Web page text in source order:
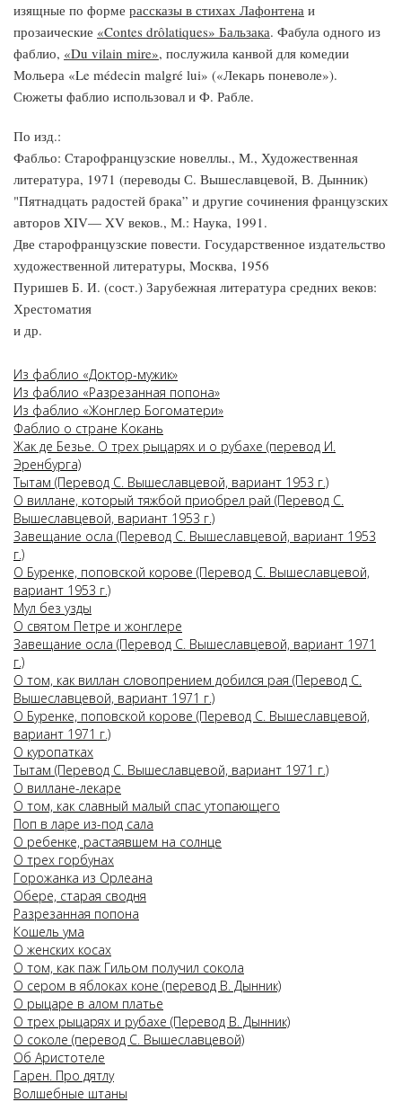
изящные по форме рассказы в стихах Лафонтена и
прозаические «Contes drôlatiques» Бальзака. Фабула одного из
фаблио, «Du vilain mire», послужила канвой для комедии
Мольера «Le médecin malgré lui» («Лекарь поневоле»).
Сюжеты фаблио использовал и Ф. Рабле.
По изд.:
Фабльо: Старофранцузские новеллы., М., Художественная
литература, 1971 (переводы С. Вышеславцевой, В. Дынник)
"Пятнадцать радостей брака” и другие сочинения французских
авторов XIV— XV веков., М.: Наука, 1991.
Две старофранцузские повести. Государственное издательство
художественной литературы, Москва, 1956
Пуришев Б. И. (сост.) Зарубежная литература средних веков:
Хрестоматия
и др.
Из фаблио «Доктор-мужик»
Из фаблио «Разрезанная попона»
Из фаблио «Жонглер Богоматери»
Фаблио о стране Кокань
Жак де Безье. О трех рыцарях и о рубахе (перевод И.
Эренбурга)
Тытам (Перевод С. Вышеславцевой, вариант 1953 г.)
О виллане, который тяжбой приобрел рай (Перевод С.
Вышеславцевой, вариант 1953 г.)
Завещание осла (Перевод С. Вышеславцевой, вариант 1953
г.)
О Буренке, поповской корове (Перевод С. Вышеславцевой,
вариант 1953 г.)
Мул без узды
О святом Петре и жонглере
Завещание осла (Перевод С. Вышеславцевой, вариант 1971
г.)
О том, как виллан словопрением добился рая (Перевод С.
Вышеславцевой, вариант 1971 г.)
О Буренке, поповской корове (Перевод С. Вышеславцевой,
вариант 1971 г.)
О куропатках
Тытам (Перевод С. Вышеславцевой, вариант 1971 г.)
О виллане-лекаре
О том, как славный малый спас утопающего
Поп в ларе из-под сала
О ребенке, растаявшем на солнце
О трех горбунах
Горожанка из Орлеана
Обере, старая сводня
Разрезанная попона
Кошель ума
О женских косах
О том, как паж Гильом получил сокола
О сером в яблоках коне (перевод В. Дынник)
О рыцаре в алом платье
О трех рыцарях и рубахе (Перевод В. Дынник)
О соколе (перевод С. Вышеславцевой)
Об Аристотеле
Гарен. Про дятлу
Волшебные штаны